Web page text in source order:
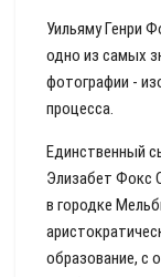
Уильяму Генри
одно из самых
фотографии -
процесса.
Единственный
Элизабет Фокс
в городке
образование, с